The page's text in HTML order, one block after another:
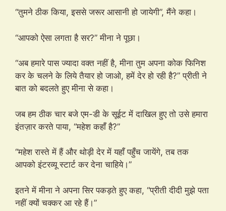
“तुमने ठीक किया, इससे जरूर आसानी हो जायेगी”, मैंने कहा।
“आपको ऐसा लगता है सर?” मीना ने पूछा।
“अब हमारे पास ज्यादा वक्त नहीं है, मीना तुम अपना कोक फिनिश
कर के चलने के लिये तैयार हो जाओ, हमें देर हो रही है?” प्रीती ने
बात को बदलते हुए मीना से कहा।
जब हम ठीक चार बजे एम-डी के सूईट में दाखिल हुए तो उसे हमारा
इंतज़ार करते पाया, “महेश कहाँ है?”
“महेश रास्ते में हैं और थोड़ी देर में यहाँ पहुँच जायेंगे, तब तक
आपको इंटरव्यू स्टार्ट कर देना चाहिये।”
इतने में मीना ने अपना सिर पकड़ते हुए कहा, “प्रीती दीदी मुझे पता
नहीं क्यों चक्कर आ रहे हैं।”